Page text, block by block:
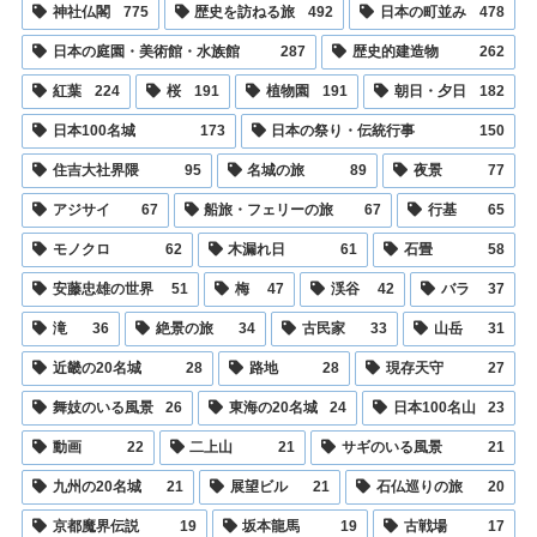
神社仏閣 775 歴史を訪ねる旅 492 日本の町並み 478
日本の庭園・美術館・水族館 287 歴史的建造物 262
紅葉 224 桜 191 植物園 191 朝日・夕日 182
日本100名城 173 日本の祭り・伝統行事 150
住吉大社界隈 95 名城の旅 89 夜景 77
アジサイ 67 船旅・フェリーの旅 67 行基 65
モノクロ 62 木漏れ日 61 石畳 58
安藤忠雄の世界 51 梅 47 渓谷 42 バラ 37
滝 36 絶景の旅 34 古民家 33 山岳 31
近畿の20名城 28 路地 28 現存天守 27
舞妓のいる風景 26 東海の20名城 24 日本100名山 23
動画 22 二上山 21 サギのいる風景 21
九州の20名城 21 展望ビル 21 石仏巡りの旅 20
京都魔界伝説 19 坂本龍馬 19 古戦場 17